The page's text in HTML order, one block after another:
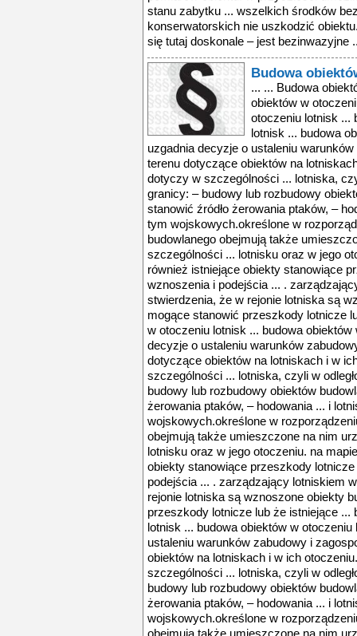
Budowa
... ... Budowa obiektów w otoczeniu lotnisk ... Budowa obiektów w otoczeniu lotnisk ... Budowa obiektów w otoczeniu lotnisk ... budowa obiektów w otoczeniu lotnisk ... budowa obiektów w otoczeniu lotnisk ... uzgadnia decyzje o ustaleniu warunków zabudowy i zagospodarowania terenu dotyczące obiektów na lotniskach i w ich otoczeniu. przepis ten dotyczy w szczególności ... lotniska, czyli w odległości do 5 km od jego granicy: – budowy lub rozbudowy obiektów budowlanych, które mogą stanowić źródło żerowania ptaków, – hodowania ... i lotnisk państwowych, w tym wojskowych.określone w rozporządzeniu wymiary obiektu budowlanego obejmują także umieszczone na nim urządzenia, w szczególności ... lotnisku oraz w jego otoczeniu. na mapie tej zaznacza się również istniejące obiekty stanowiące przeszkody lotnicze oraz profile pól wznoszenia i podejścia ... . zarządzający lotniskiem w przypadku stwierdzenia, że w rejonie lotniska są wznoszone obiekty budowlane mogące stanowić przeszkody lotnicze lub że istniejące ... budowa obiektów w otoczeniu lotnisk ... budowa obiektów w otoczeniu lotnisk ... uzgadnia decyzje o ustaleniu warunków zabudowy i zagospodarowania terenu dotyczące obiektów na lotniskach i w ich otoczeniu. przepis ten dotyczy w szczególności ... lotniska, czyli w odległości do 5 km od jego granicy: – budowy lub rozbudowy obiektów budowlanych, które mogą stanowić źródło żerowania ptaków, – hodowania ... i lotnisk państwowych, w tym wojskowych.określone w rozporządzeniu wymiary obiektu budowlanego obejmują także umieszczone na nim urządzenia, w szczególności ... lotnisku oraz w jego otoczeniu. na mapie tej zaznacza się również istniejące obiekty stanowiące przeszkody lotnicze oraz profile pól wznoszenia i podejścia ... . zarządzający lotniskiem w przypadku stwierdzenia, że w rejonie lotniska są wznoszone obiekty budowlane mogące stanowić przeszkody lotnicze lub że istniejące ... budowa obiektów w otoczeniu lotnisk ... budowa obiektów w otoczeniu lotnisk ... uzgadnia decyzje o ustaleniu warunków zabudowy i zagospodarowania terenu dotyczące obiektów na lotniskach i w ich otoczeniu. przepis ten dotyczy w szczególności ... lotniska, czyli w odległości do 5 km od jego granicy: – budowy lub rozbudowy obiektów budowlanych, które mogą stanowić źródło żerowania ptaków, – hodowania ... i lotnisk państwowych, w tym wojskowych.określone w rozporządzeniu wymiary obiektu budowlanego obejmują także umieszczone na nim urządzenia, w szczególności ... lotnisku oraz w jego otoczeniu. na mapie tej zaznacza się również istniejące obiekty stanowiące przeszkody lotnicze oraz profile pól wznoszenia i podejścia ... . zarządzający lotniskiem w przypadku stwierdzenia, że w rejonie lotniska są wznoszone obiekty budowlane mogące stanowić przeszkody lotnicze lub że istniejące ... budowa obiektów w otoczeniu lotnisk ... budowa obiektów w otoczeniu lotnisk ... uzgadnia decyzje o ustaleniu warunków zabudowy i zagospodarowania terenu dotyczące obiektów na lotniskach i w ich otoczeniu. przepis ten dotyczy w szczególności ... lotniska, czyli w odległości do 5 km od jego granicy: – budowy lub rozbudowy obiektów budowlanych, które mogą stanowić źródło żerowania ptaków, – hodowania ... i lotnisk państwowych, w tym wojskowych.określone w rozporządzeniu wymiary obiektu budowlanego obejmują także umieszczone na nim urządzenia, w szczególności ... lotnisku oraz w jego otoczeniu. na mapie tej zaznacza się również istniejące obiekty stanowiące przeszkody lotnicze oraz profile pól wznoszenia i podejścia ... . zarządzający lotniskiem w przypadku stwierdzenia, że w rejonie lotniska są wznoszone obiekty budowlane mogące stanowić